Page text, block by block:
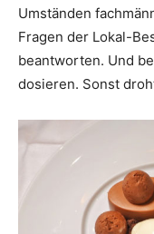
Umständen
Fragen der Lokal-
beantworten. Und
dosieren. Sonst